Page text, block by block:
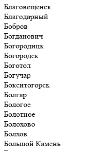
Благовещенск
Благодарный
Бобров
Богданович
Богородицк
Богородск
Боготол
Богучар
Бокситогорск
Болгар
Бологое
Болотное
Болохово
Болхов
Большой Камень